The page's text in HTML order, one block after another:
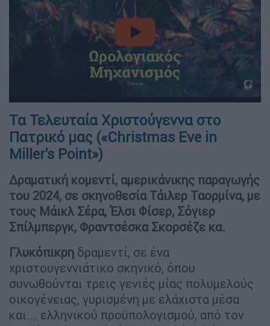
video
Τα Τελευταία Χριστούγεννα στο
Πατρικό μας («Christmas Eve in
Miller's Point»)
Δραματική κομεντί, αμερικάνικης παραγωγής
του 2024, σε σκηνοθεσία Τάιλερ Ταορμίνα, με
τους Μάικλ Σέρα, Έλσι Φίσερ, Σόγιερ
Σπίλμπεργκ, Φραντσέσκα Σκορσέζε κα.
Γλυκόπικρη δραμεντί, σε ένα
χριστουγεννιάτικο σκηνικό, όπου
συνωθούνται τρεις γενιές μίας πολυμελούς
οικογένειας, γυρισμένη με ελάχιστα μέσα
και... ελληνικού προϋπολογισμού, από τον